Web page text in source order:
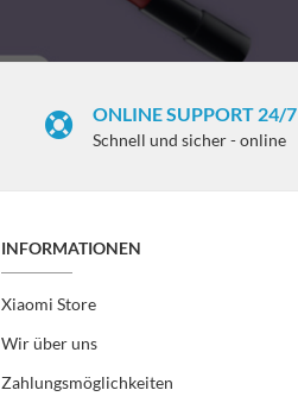
ONLINE SUPPORT 24/7
Schnell und sicher - online
INFORMATIONEN
Xiaomi Store
Wir über uns
Zahlungsmöglichkeiten